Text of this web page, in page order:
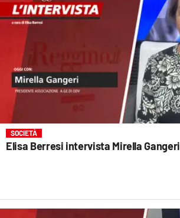
SOCIETÀ
Elisa Berresi intervista Mirella Gangeri